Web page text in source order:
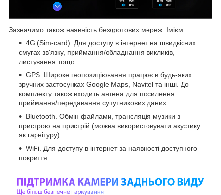
Зазначимо також наявність бездротових мереж. Імієм:
4G (Sim-card). Для доступу в інтернет на швидкісних
смугах зв'язку, приймання/обладнання викликів,
листування тощо.
GPS. Широке геопозиціювання працює в будь-яких
зручних застосунках Google Maps, Navitel та інші. До
комплекту також входить антена для посилення
приймання/передавання супутникових даних.
Bluetooth. Обмін файлами, трансляція музики з
пристрою на пристрій (можна використовувати акустику
як гарнітуру).
WiFi. Для доступу в інтернет за наявності доступного
покриття